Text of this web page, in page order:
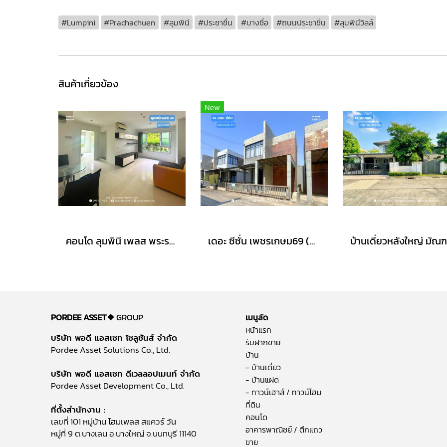
#Lumpini #Prachachuen #ลุมพินี #ประชาชื่น #บางซื่อ #ถนนประชาชื่น #ลุมพินีวิลล์
สินค้าเกี่ยวข้อง
คอนโด ลุมพินี เพลส พระราม8 (ขนาด 45 ตร.ม.) ชั้น1 บางพลัด กทม. : Lumpini Place Rama 8
New
เดอะ ซีซั่น เพชรเกษม69 (ขนาด 38 ตร.ว.) ถนนเลียบคลองภาษีเจริญฝั่งใต้ เขตหนองแขม เข้าออกได้หลายทางทั้ง ซอยเพชรเกษม ถนนบางบอน และ ถนนพุทธสาคร กทม. : The Season Phetkasem 69
PORDEE ASSET❖GROUP
บริษัท พอดี แอสเซท โซลูชันส์ จำกัด
Pordee Asset Solutions Co., Ltd.
บริษัท พอดี แอสเซท ดีเวลลอปเมนท์ จำกัด
Pordee Asset Development Co., Ltd.
ที่ตั้งสำนักงาน :
เลขที่ 101 หมู่บ้าน โฮมเพลส สแควร์ วัน
หมู่ที่ 9 ต.บางเลน อ.บางใหญ่ จ.นนทบุรี 11140
เมนูลัด
หน้าแรก
รับฝากขาย
บ้าน
- บ้านเดี่ยว
- บ้านแฝด
- ทาวน์เฮาส์ / ทาวน์โฮม
ที่ดิน
คอนโด
อาคารพาณิชย์ / ตึกแถว
ขาย